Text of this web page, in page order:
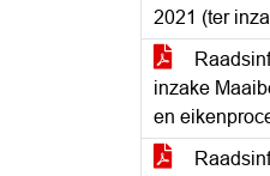
2021 (ter
inzake
en